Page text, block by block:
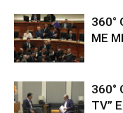
360°
ME
360°
TV”